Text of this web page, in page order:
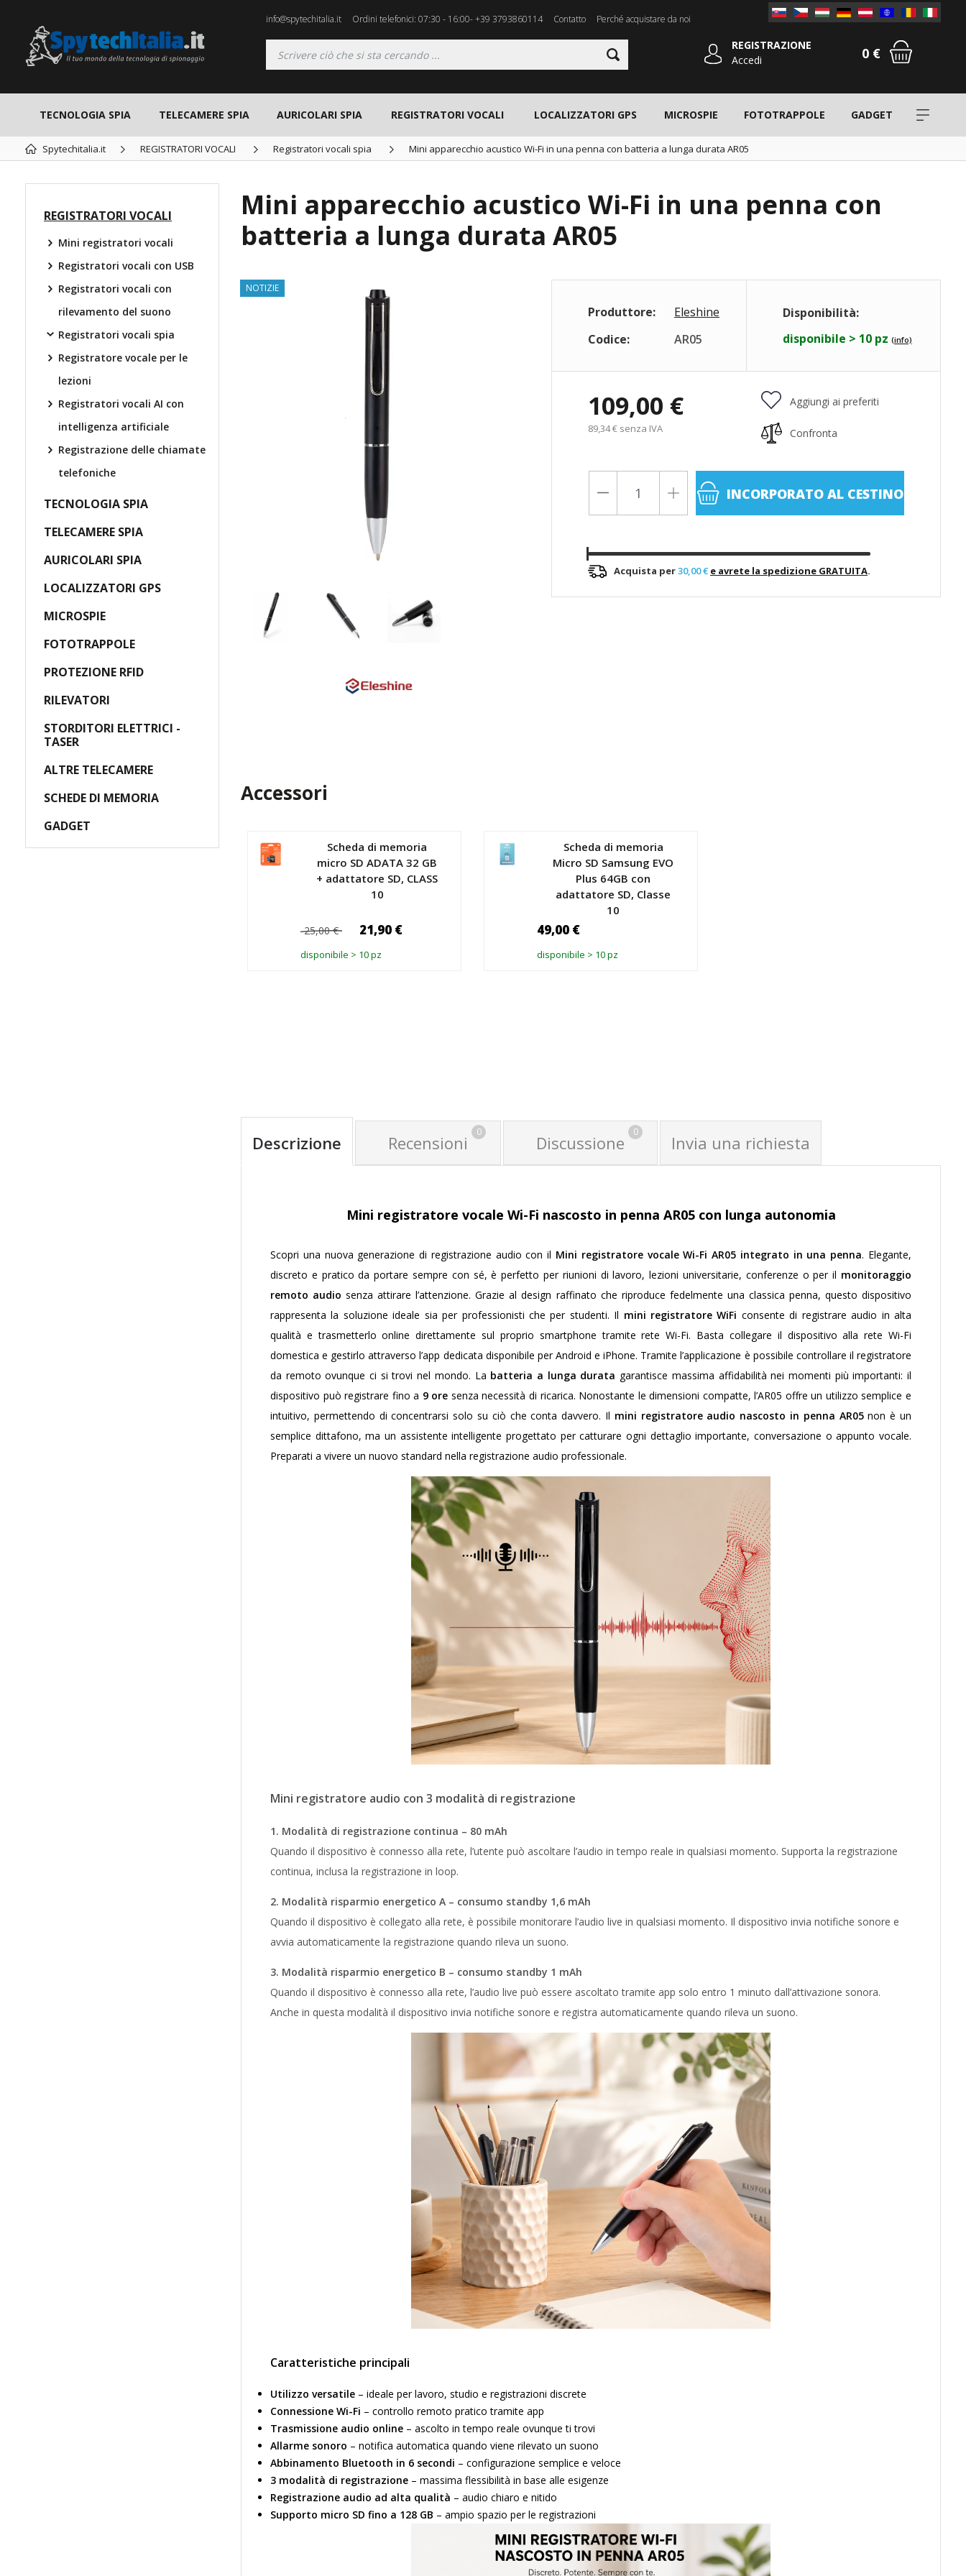
info@spytechitalia.it Ordini telefonici: 07:30 - 16:00- +39 3793860114 Contatto Perché acquistare da noi
REGISTRAZIONE
Accedi
0 €
TECNOLOGIA SPIA TELECAMERE SPIA AURICOLARI SPIA REGISTRATORI VOCALI LOCALIZZATORI GPS MICROSPIE FOTOTRAPPOLE GADGET
Spytechitalia.it REGISTRATORI VOCALI Registratori vocali spia Mini apparecchio acustico Wi-Fi in una penna con batteria a lunga durata AR05
Mini apparecchio acustico Wi-Fi in una penna con
batteria a lunga durata AR05
NOTIZIE
Produttore:
Eleshine
Codice:
AR05
Disponibilità:
disponibile > 10 pz (info)
109,00 €
89,34 € senza IVA
Aggiungi ai preferiti
Confronta
INCORPORATO AL CESTINO
Acquista per30,00 € e avrete la spedizione GRATUITA.
Accessori
Scheda di memoria
micro SD ADATA 32 GB
+ adattatore SD, CLASS
10
25,00 € 21,90 €
disponibile > 10 pz
Scheda di memoria
Micro SD Samsung EVO
Plus 64GB con
adattatore SD, Classe
10
49,00 €
disponibile > 10 pz
Descrizione Recensioni
0
Discussione
0
Invia una richiesta
Mini registratore vocale Wi-Fi nascosto in penna AR05 con lunga autonomia
Scopri una nuova generazione di registrazione audio con il Mini registratore vocale Wi-Fi AR05 integrato in una penna. Elegante,
discreto e pratico da portare sempre con sé, è perfetto per riunioni di lavoro, lezioni universitarie, conferenze o per il monitoraggio
remoto audio senza attirare l’attenzione. Grazie al design raffinato che riproduce fedelmente una classica penna, questo dispositivo
rappresenta la soluzione ideale sia per professionisti che per studenti. Il mini registratore WiFi consente di registrare audio in alta
qualità e trasmetterlo online direttamente sul proprio smartphone tramite rete Wi-Fi. Basta collegare il dispositivo alla rete Wi-Fi
domestica e gestirlo attraverso l’app dedicata disponibile per Android e iPhone. Tramite l’applicazione è possibile controllare il registratore
da remoto ovunque ci si trovi nel mondo. La batteria a lunga durata garantisce massima affidabilità nei momenti più importanti: il
dispositivo può registrare fino a 9 ore senza necessità di ricarica. Nonostante le dimensioni compatte, l’AR05 offre un utilizzo semplice e
intuitivo, permettendo di concentrarsi solo su ciò che conta davvero. Il mini registratore audio nascosto in penna AR05non è un
semplice dittafono, ma un assistente intelligente progettato per catturare ogni dettaglio importante, conversazione o appunto vocale.
Preparati a vivere un nuovo standard nella registrazione audio professionale.
Mini registratore audio con 3 modalità di registrazione
1. Modalità di registrazione continua – 80 mAh
Quando il dispositivo è connesso alla rete, l’utente può ascoltare l’audio in tempo reale in qualsiasi momento. Supporta la registrazione
continua, inclusa la registrazione in loop.
2. Modalità risparmio energetico A – consumo standby 1,6 mAh
Quando il dispositivo è collegato alla rete, è possibile monitorare l’audio live in qualsiasi momento. Il dispositivo invia notifiche sonore e
avvia automaticamente la registrazione quando rileva un suono.
3. Modalità risparmio energetico B – consumo standby 1 mAh
Quando il dispositivo è connesso alla rete, l’audio live può essere ascoltato tramite app solo entro 1 minuto dall’attivazione sonora.
Anche in questa modalità il dispositivo invia notifiche sonore e registra automaticamente quando rileva un suono.
Caratteristiche principali
Utilizzo versatile – ideale per lavoro, studio e registrazioni discrete
Connessione Wi-Fi – controllo remoto pratico tramite app
Trasmissione audio online – ascolto in tempo reale ovunque ti trovi
Allarme sonoro – notifica automatica quando viene rilevato un suono
Abbinamento Bluetooth in 6 secondi – configurazione semplice e veloce
3 modalità di registrazione – massima flessibilità in base alle esigenze
Registrazione audio ad alta qualità – audio chiaro e nitido
Supporto micro SD fino a 128 GB – ampio spazio per le registrazioni
REGISTRATORI VOCALI
Mini registratori vocali
Registratori vocali con USB
Registratori vocali con
rilevamento del suono
Registratori vocali spia
Registratore vocale per le
lezioni
Registratori vocali AI con
intelligenza artificiale
Registrazione delle chiamate
telefoniche
TECNOLOGIA SPIA
TELECAMERE SPIA
AURICOLARI SPIA
LOCALIZZATORI GPS
MICROSPIE
FOTOTRAPPOLE
PROTEZIONE RFID
RILEVATORI
STORDITORI ELETTRICI -
TASER
ALTRE TELECAMERE
SCHEDE DI MEMORIA
GADGET